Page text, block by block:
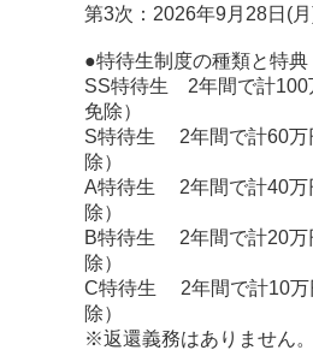
第3次：2026年9月28日(
●特待生制度の種類と特典
SS特待生 2年間で計100
免除）
S特待生 2年間で計60万
除）
A特待生 2年間で計40万
除）
B特待生 2年間で計20万
除）
C特待生 2年間で計10万
除）
※返還義務はありません